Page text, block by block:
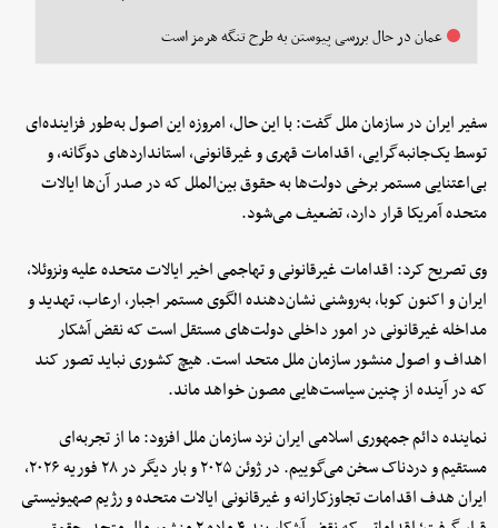
عمان در حال بررسی پیوستن به طرح تنگه هرمز است
سفیر ایران در سازمان ملل گفت: با این حال، امروزه این اصول به‌طور فزاینده‌ای
توسط یک‌جانبه‌گرایی، اقدامات قهری و غیرقانونی، استانداردهای دوگانه، و
بی‌اعتنایی مستمر برخی دولت‌ها به حقوق بین‌الملل که در صدر آن‌ها ایالات
متحده آمریکا قرار دارد، تضعیف می‌شود.
وی تصریح کرد: اقدامات غیرقانونی و تهاجمی اخیر ایالات متحده علیه ونزوئلا،
ایران و اکنون کوبا، به‌روشنی نشان‌دهنده الگوی مستمر اجبار، ارعاب، تهدید و
مداخله غیرقانونی در امور داخلی دولت‌های مستقل است که نقض آشکار
اهداف و اصول منشور سازمان ملل متحد است. هیچ کشوری نباید تصور کند
که در آینده از چنین سیاست‌هایی مصون خواهد ماند.
نماینده دائم جمهوری اسلامی ایران نزد سازمان ملل افزود: ما از تجربه‌ای
مستقیم و دردناک سخن می‌گوییم. در ژوئن ۲۰۲۵ و بار دیگر در ۲۸ فوریه ۲۰۲۶،
ایران هدف اقدامات تجاوزکارانه و غیرقانونی ایالات متحده و رژیم صهیونیستی